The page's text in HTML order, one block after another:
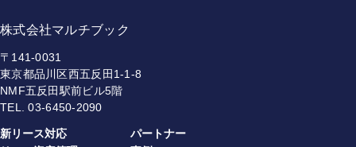
株式会社マルチブック
〒141-0031
東京都品川区西五反田1-1-8
NMF五反田駅前ビル5階
TEL.03-6450-2090
新リース対応
パートナー